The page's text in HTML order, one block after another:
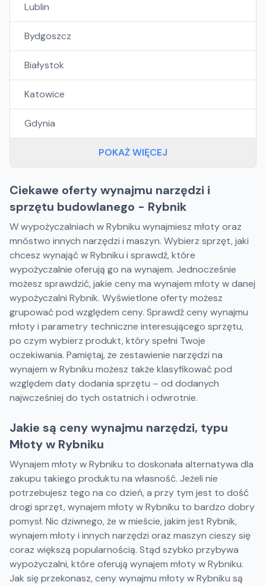
Lublin
Bydgoszcz
Białystok
Katowice
Gdynia
POKAŻ WIĘCEJ
Ciekawe oferty wynajmu narzędzi i
sprzętu budowlanego - Rybnik
W wypożyczalniach w Rybniku wynajmiesz młoty oraz
mnóstwo innych narzędzi i maszyn. Wybierz sprzęt, jaki
chcesz wynająć w Rybniku i sprawdź, które
wypożyczalnie oferują go na wynajem. Jednocześnie
możesz sprawdzić, jakie ceny ma wynajem młoty w danej
wypożyczalni Rybnik. Wyświetlone oferty możesz
grupować pod względem ceny. Sprawdź ceny wynajmu
młoty i parametry techniczne interesującego sprzętu,
po czym wybierz produkt, który spełni Twoje
oczekiwania. Pamiętaj, że zestawienie narzędzi na
wynajem w Rybniku możesz także klasyfikować pod
względem daty dodania sprzętu – od dodanych
najwcześniej do tych ostatnich i odwrotnie.
Jakie są ceny wynajmu narzędzi, typu
Młoty w Rybniku
Wynajem młoty w Rybniku to doskonała alternatywa dla
zakupu takiego produktu na własność. Jeżeli nie
potrzebujesz tego na co dzień, a przy tym jest to dość
drogi sprzęt, wynajem młoty w Rybniku to bardzo dobry
pomysł. Nic dziwnego, że w mieście, jakim jest Rybnik,
wynajem młoty i innych narzędzi oraz maszyn cieszy się
coraz większą popularnością. Stąd szybko przybywa
wypożyczalni, które oferują wynajem młoty w Rybniku.
Jak się przekonasz, ceny wynajmu młoty w Rybniku są